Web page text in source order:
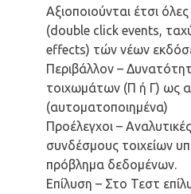
Αξιοποιούνται έτσι
(double click events,
effects) τών νέων
Περιβάλλον –
τοιχωμάτων (Π ή Γ) ως
(αυτοματοποιημένα)
Προέλεγχοι –
συνδέσμους τοιχείων
πρόβλημα δεδομένων.
Επίλυση – Στο Τεστ